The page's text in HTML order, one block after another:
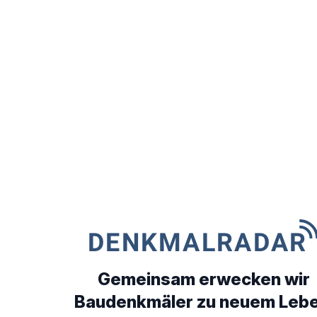
Gemeinsam erwecken wir
Baudenkmäler zu neuem